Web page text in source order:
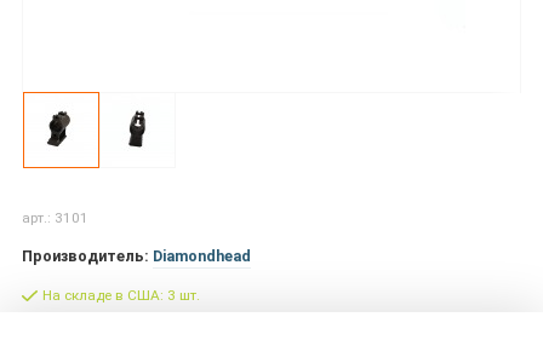
арт.: 3101
Производитель: Diamondhead
На складе в США: 3 шт.